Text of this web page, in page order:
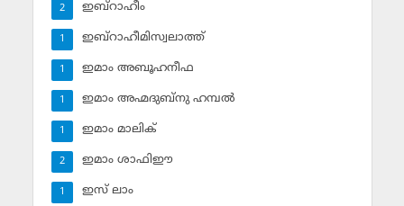
ഇബ്‌റാഹീം
2
ഇബ്‌റാഹീമിസ്വലാത്ത്
1
ഇമാം അബൂഹനീഫ
1
ഇമാം അഹ്മദുബ്‌നു ഹമ്പല്‍
1
ഇമാം മാലിക്
1
ഇമാം ശാഫിഈ
2
ഇസ് ലാം
1